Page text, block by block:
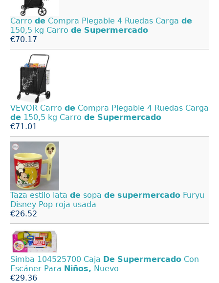
Carro de Compra Plegable 4 Ruedas Carga de
150,5 kg Carro de Supermercado
€70.17
VEVOR Carro de Compra Plegable 4 Ruedas Carga
de 150,5 kg Carro de Supermercado
€71.01
Taza estilo lata de sopa de supermercado Furyu
Disney Pop roja usada
€26.52
Simba 104525700 Caja De Supermercado Con
Escáner Para Niños, Nuevo
€29.36